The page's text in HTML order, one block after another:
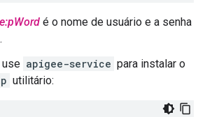
é o nome de usuário e a senha
use apigee-service para instalar o
utilitário: